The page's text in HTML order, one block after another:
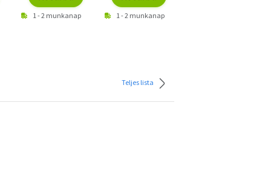
1 - 2 munkanap 1 - 2 munkanap
Teljes lista